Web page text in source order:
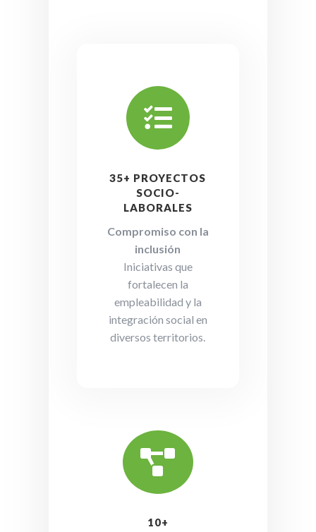

35+ PROYECTOS
SOCIO-
LABORALES
Compromiso con la
inclusión
Iniciativas que
fortalecen la
empleabilidad y la
integración social en
diversos territorios.

10+